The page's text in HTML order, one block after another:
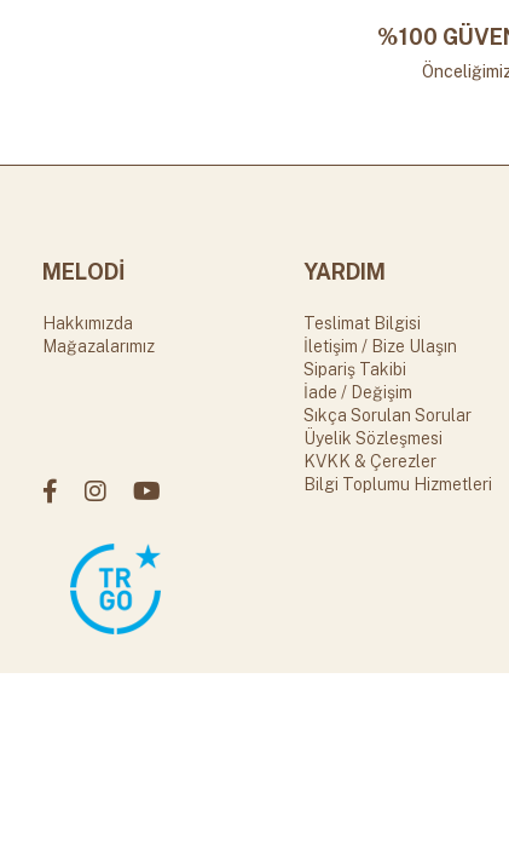
%100
MELODİ
Hakkımızda
Mağazalarımız
YARDIM
Teslimat Bilgisi
İletişim / Bize Ulaşın
Sipariş Takibi
İade / Değişim
Sıkça Sorulan Sorular
Üyelik Sözleşmesi
KVKK & Çerezler
Bilgi Toplumu Hizmetleri